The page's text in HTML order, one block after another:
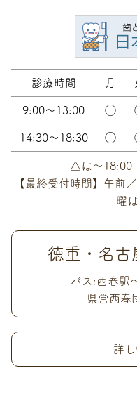
診療時間 月
9:00～13:00 ◯
14:30～18:30 ◯
△は～18:00
【最終受付時間】午前
曜
徳重・名古
バス:西春駅
県営西春
詳